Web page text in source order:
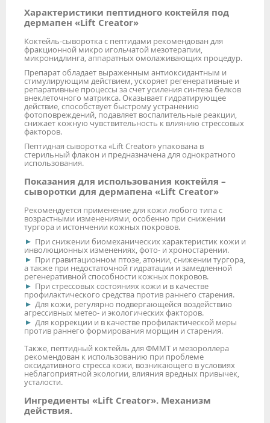
Характеристики пептидного коктейля под
дермапен «Lift Creator»
Коктейль-сыворотка с пептидами рекомендован для
фракционной микро игольчатой мезотерапии,
микронидлинга, аппаратных омолаживающих процедур.
Препарат обладает выраженным антиоксидантным и
стимулирующим действием, ускоряет регенеративные и
репаративные процессы за счет усиления синтеза белков
внеклеточного матрикса. Оказывает гидратирующее
действие, способствует быстрому устранению
фотоповреждений, подавляет воспалительные реакции,
снижает кожную чувствительность к влиянию стрессовых
факторов.
Пептидная сыворотка «Lift Creator» упакована в
стерильный флакон и предназначена для однократного
использования.
Показания для использования коктейля –
сыворотки для дермапена «Lift Creator»
Рекомендуется применение для кожи любого типа с
возрастными изменениями, особенно при снижении
тургора и истончении кожных покровов.
При снижении биомеханических характеристик кожи и
инволюционных изменениях, фото- и хроностарении.
При гравитационном птозе, атонии, снижении тургора,
а также при недостаточной гидратации и замедленной
регенеративной способности кожных покровов.
При стрессовых состояниях кожи и в качестве
профилактического средства против раннего старения.
Для кожи, регулярно подвергающейся воздействию
агрессивных метео- и экологических факторов.
Для коррекции и в качестве профилактической меры
против раннего формирования морщин и старения.
Также, пептидный коктейль для ФММТ и мезороллера
рекомендован к использованию при проблеме
оксидативного стресса кожи, возникающего в условиях
неблагоприятной экологии, влияния вредных привычек,
усталости.
Ингредиенты «Lift Creator». Механизм
действия.